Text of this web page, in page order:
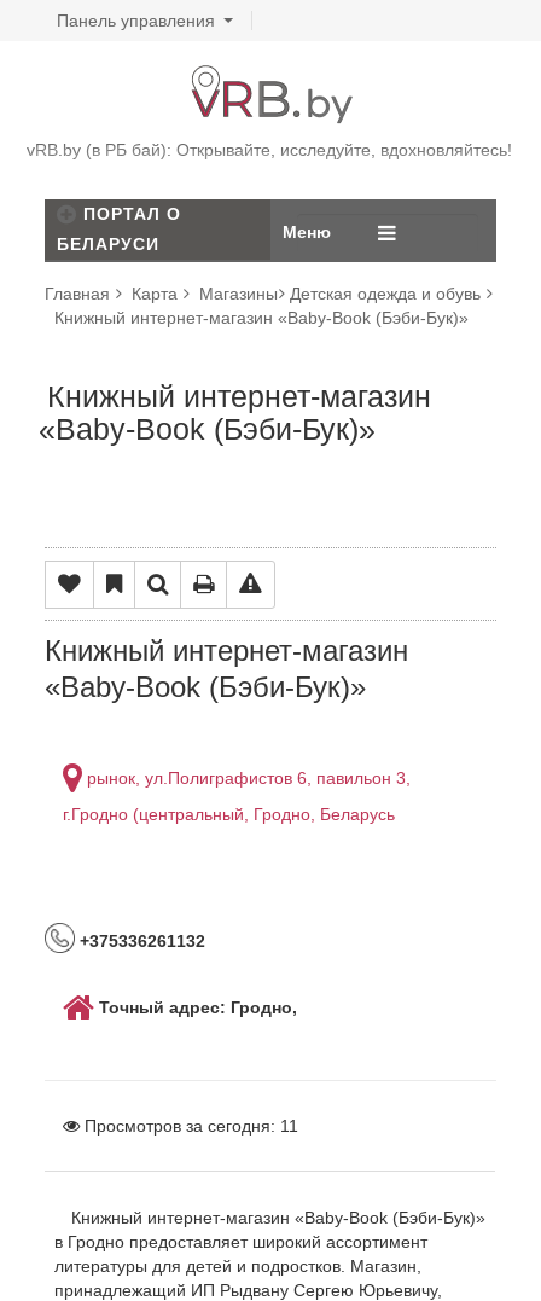
Панель управления
vRB.by (в РБ бай): Открывайте, исследуйте, вдохновляйтесь!
ПОРТАЛ О
БЕЛАРУСИ
Меню
Главная Карта Магазины
Детская одежда и обувь
Книжный интернет-магазин «Baby-Book (Бэби-Бук)»
Книжный интернет-магазин
«Baby-Book (Бэби-Бук)»
Книжный интернет-магазин
«Baby-Book (Бэби-Бук)»
рынок, ул.Полиграфистов 6, павильон 3,
г.Гродно (центральный, Гродно, Беларусь
+375336261132
Точный адрес: Гродно,
Просмотров за сегодня: 11
Книжный интернет-магазин «Baby-Book (Бэби-Бук)»
в Гродно предоставляет широкий ассортимент
литературы для детей и подростков. Магазин,
принадлежащий ИП Рыдвану Сергею Юрьевичу,